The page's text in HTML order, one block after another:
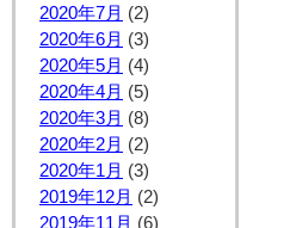
2020年7月 (2)
2020年6月 (3)
2020年5月 (4)
2020年4月 (5)
2020年3月 (8)
2020年2月 (2)
2020年1月 (3)
2019年12月 (2)
2019年11月 (6)